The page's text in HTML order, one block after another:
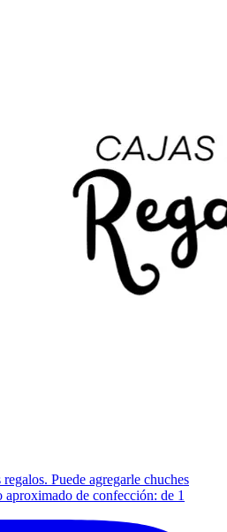
Puede agregarle chuches
de confección: de 1